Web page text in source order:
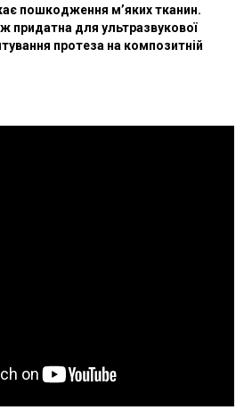
пошкодження м’яких тканин.
придатна для ультразвукової
протеза на композитній